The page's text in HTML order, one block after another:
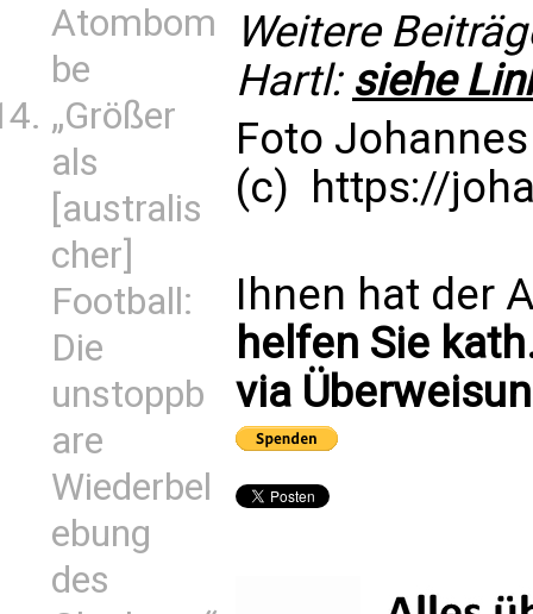
Atombom
be
„Größer
als
[australis
cher]
Football:
Die
unstoppb
are
Wiederbel
ebung
des
Weitere
Hartl: siehe
Foto
(c) https://
Ihnen hat der
helfen Sie
via